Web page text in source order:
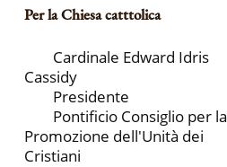
Per la Chiesa catttolica
Cardinale Edward Idris
Cassidy
Presidente
Pontificio Consiglio per la
Promozione dell'Unità dei
Cristiani